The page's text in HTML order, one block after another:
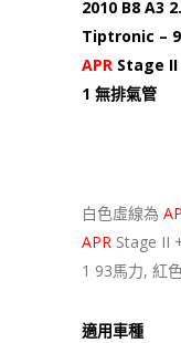
2010 B8 A3
Tiptronic –
APR Stage II
1 無排氣管
白色虛線為
APR Stage II
1 93馬力, 紅
適用車種